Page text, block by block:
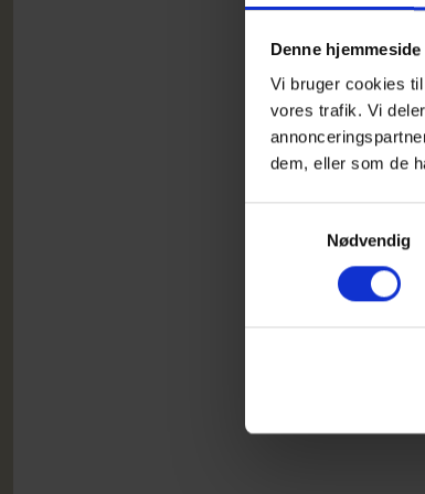
Denne
Vi bruger cookies
vores trafik. Vi
dem, eller som de
Nødvendig